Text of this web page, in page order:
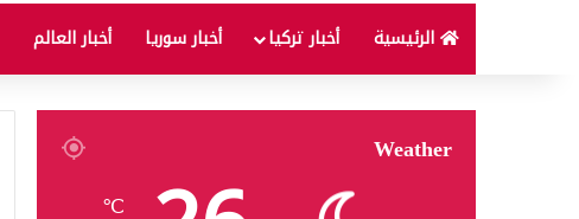
الرئيسية أخبار تركيا أخبار سوريا أخبار العالم
Weather
℃